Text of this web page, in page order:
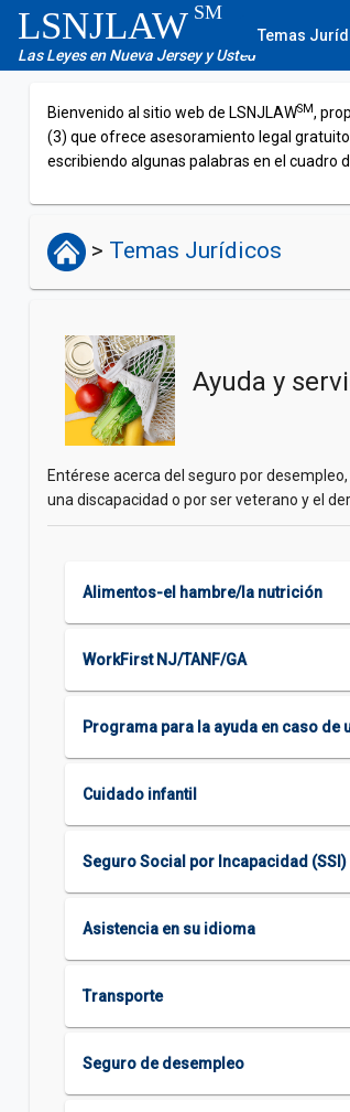
LSNJLAW SM
Las Leyes en Nueva Jersey y Usted
Temas
Bienvenido al sitio web de LSNJLAWSM,
(3) que ofrece asesoramiento legal
escribiendo algunas palabras en el cuadro
> Temas Jurídicos
Ayuda y
Entérese acerca del seguro por
una discapacidad o por ser veterano y el
Alimentos-el hambre/la nutrición
WorkFirst NJ/TANF/GA
Programa para la ayuda en caso de
Cuidado infantil
Seguro Social por Incapacidad (SSI)
Asistencia en su idioma
Transporte
Seguro de desempleo